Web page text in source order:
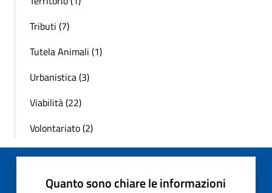
Tributi (7)
Tutela Animali (1)
Urbanistica (3)
Viabilità (22)
Volontariato (2)
Quanto sono chiare le informazioni